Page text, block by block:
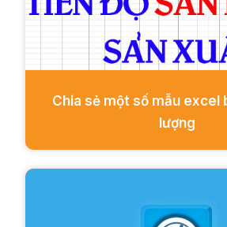
Chia sẻ một số mẫu excel
lượng